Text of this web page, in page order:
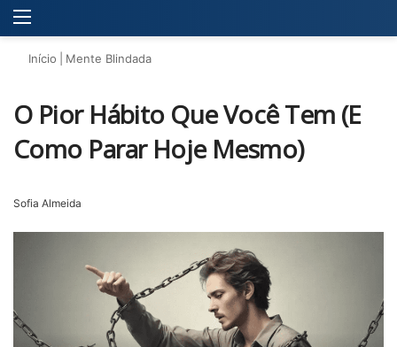
Início Mente Blindada
O Pior Hábito Que Você Tem (E
Como Parar Hoje Mesmo)
Sofia Almeida